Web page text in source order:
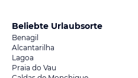
Beliebte Urlaubsorte
Benagil
Alcantarilha
Lagoa
Praia do Vau